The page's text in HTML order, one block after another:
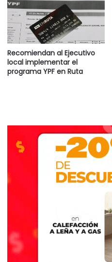
Recomiendan al Ejecutivo
local implementar el
programa YPF en Ruta